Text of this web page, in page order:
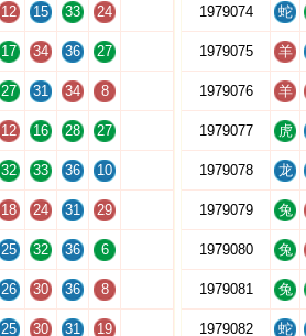
12 15 33 24
17 34 36 27
27 31 34 8
12 16 28 27
32 33 36 10
18 24 31 29
25 32 36 6
26 30 36 8
25 30 31 19
1979074 蛇
1979075 羊
1979076 羊
1979077 虎
1979078 龙
1979079 兔
1979080 兔
1979081 兔
1979082 蛇